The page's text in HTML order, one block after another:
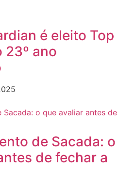
é eleito Top
23º ano
de Sacada: o
de fechar a